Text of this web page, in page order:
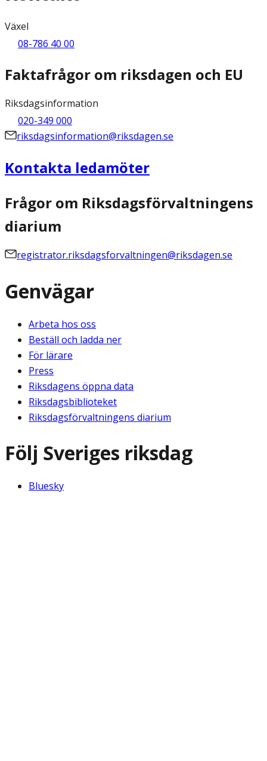
Växel
08-786 40 00
Faktafrågor om riksdagen och EU
Riksdagsinformation
020-349 000
riksdagsinformation@riksdagen.se
Kontakta ledamöter
Frågor om Riksdagsförvaltningens
diarium
registrator.riksdagsforvaltningen@riksdagen.se
Genvägar
Arbeta hos oss
Beställ och ladda ner
För lärare
Press
Riksdagens öppna data
Riksdagsbiblioteket
Riksdagsförvaltningens diarium
Följ Sveriges riksdag
Bluesky